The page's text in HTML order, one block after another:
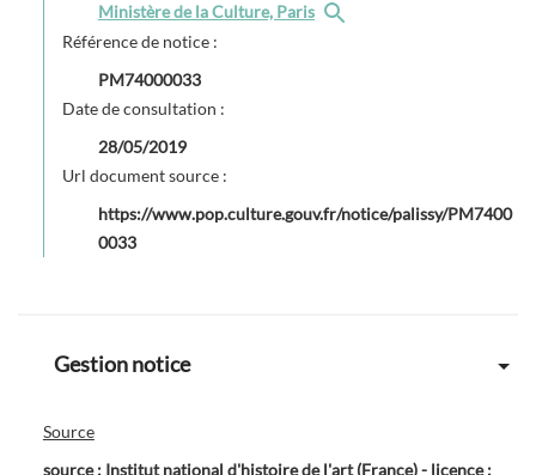
Ministère de la Culture, Paris
Référence de notice :
PM74000033
Date de consultation :
28/05/2019
Url document source :
https://www.pop.culture.gouv.fr/notice/palissy/PM7400
0033
Gestion notice
Source
source : Institut national d'histoire de l'art (France) - licence :